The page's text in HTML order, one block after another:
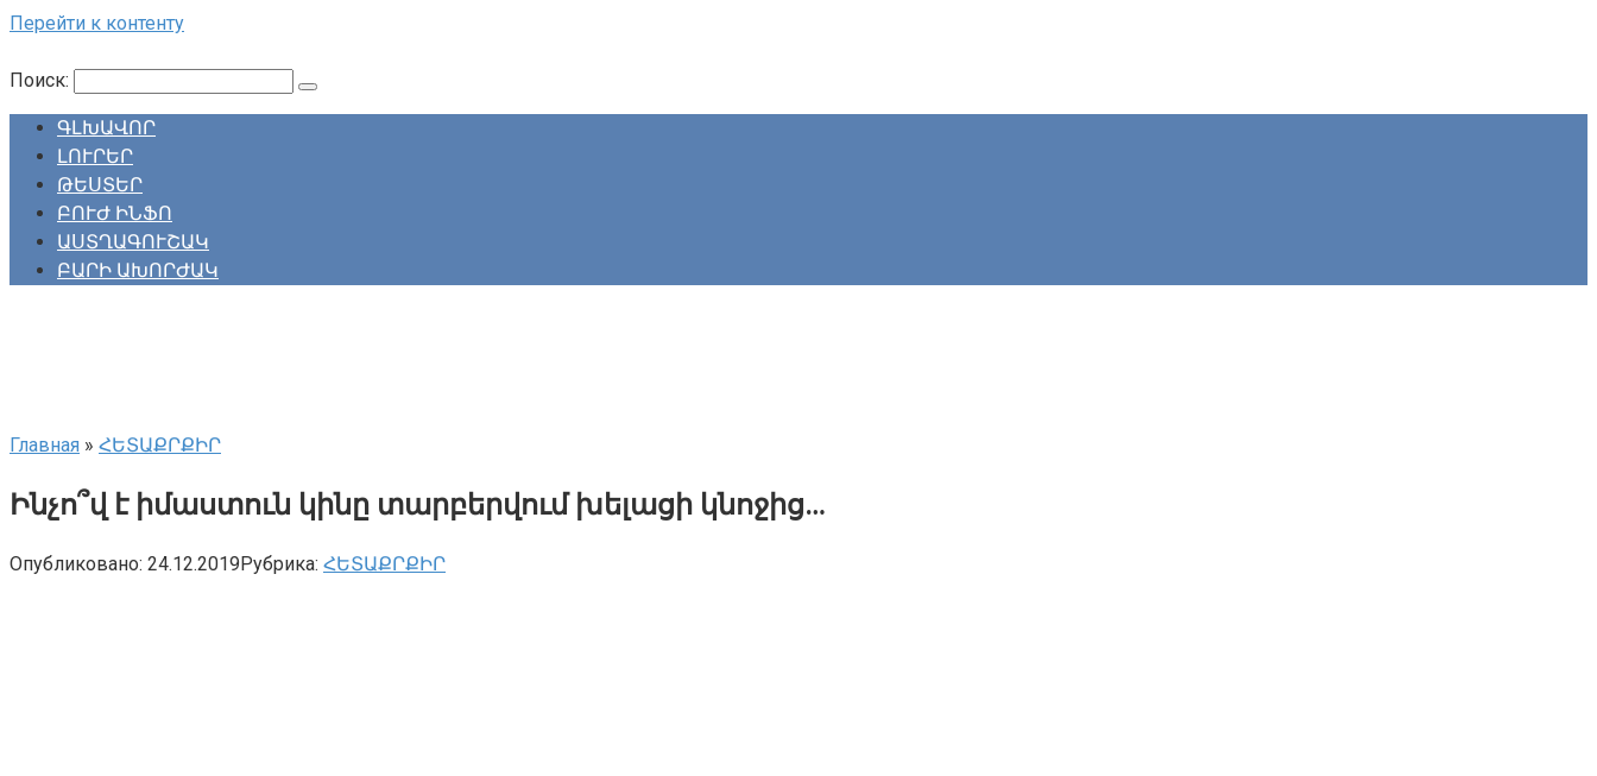
Перейти к контенту
Поиск:
ԳԼԽԱՎՈՐ
ԼՈՒՐԵՐ
ԹԵՍՏԵՐ
ԲՈՒԺ ԻՆՖՈ
ԱՍՏՂԱԳՈՒՇԱԿ
ԲԱՐԻ ԱԽՈՐԺԱԿ
Главная » ՀԵՏԱՔՐՔԻՐ
Ինչո՞վ է իմաստուն կինը տարբերվում խելացի կնոջից…
Опубликовано: 24.12.2019Рубрика: ՀԵՏԱՔՐՔԻՐ